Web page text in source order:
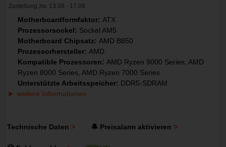
Zustellung zw. 13.08 - 17.08
Motherboardformfaktor: ATX
Prozessorsockel: Sockel AM5
Motherboard Chipsatz: AMD B850
Prozessorhersteller: AMD
Kompatible Prozessoren: AMD Ryzen 9000 Series, AMD
Ryzen 8000 Series, AMD Ryzen 7000 Series
Unterstützte Arbeitsspeicher: DDR5-SDRAM
weitere Informationen
Technische Daten 🔔 Preisalarm aktivieren